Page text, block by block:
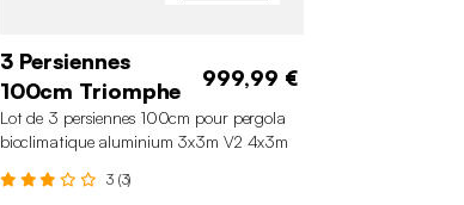
3 Persiennes
100cm Triomphe
999,99 €
Lot de 3 persiennes 100cm pour pergola
bioclimatique aluminium 3x3m V2 4x3m
3 (3)